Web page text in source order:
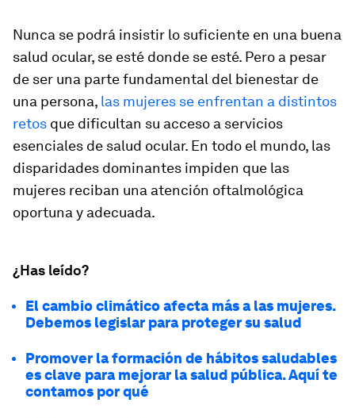
Nunca se podrá insistir lo suficiente en una buena
salud ocular, se esté donde se esté. Pero a pesar
de ser una parte fundamental del bienestar de
una persona, las mujeres se enfrentan a distintos
retos que dificultan su acceso a servicios
esenciales de salud ocular. En todo el mundo, las
disparidades dominantes impiden que las
mujeres reciban una atención oftalmológica
oportuna y adecuada.
¿Has leído?
El cambio climático afecta más a las mujeres.
Debemos legislar para proteger su salud
Promover la formación de hábitos saludables
es clave para mejorar la salud pública. Aquí te
contamos por qué